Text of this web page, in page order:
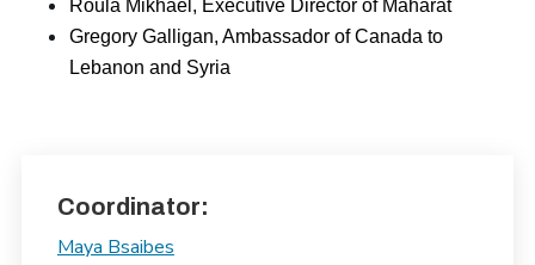
Roula Mikhael, Executive Director of Maharat
Gregory Galligan, Ambassador of Canada to
Lebanon and Syria
Coordinator:
Maya Bsaibes